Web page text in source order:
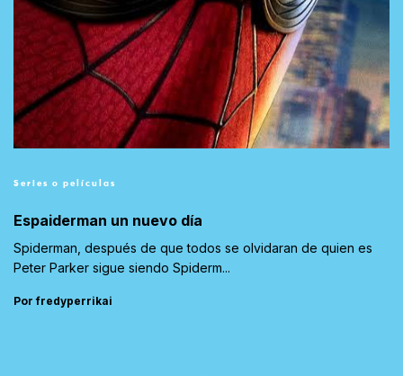
Series o películas
Espaiderman un nuevo día
Spiderman, después de que todos se olvidaran de quien es
Peter Parker sigue siendo Spiderm...
Por fredyperrikai